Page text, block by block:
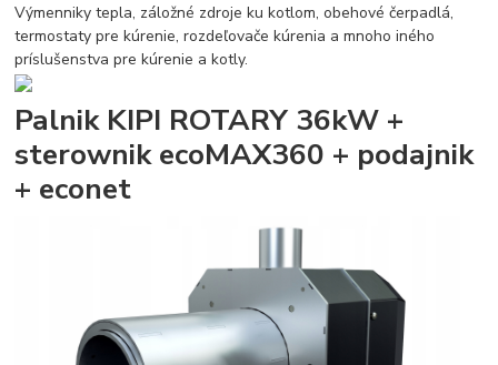
Výmenniky tepla, záložné zdroje ku kotlom, obehové čerpadlá,
termostaty pre kúrenie, rozdeľovače kúrenia a mnoho iného
príslušenstva pre kúrenie a kotly.
Palnik KIPI ROTARY 36kW +
sterownik ecoMAX360 + podajnik
+ econet